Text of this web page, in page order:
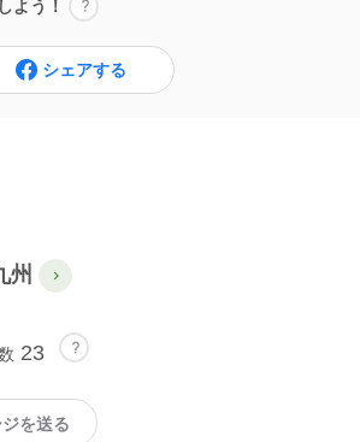
よう！
シェアする
州
23
を送る